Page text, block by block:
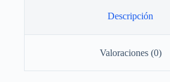
Descripción
Valoraciones (0)